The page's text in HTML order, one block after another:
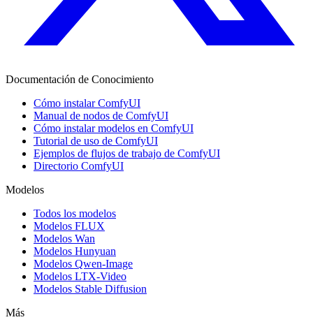
Documentación de Conocimiento
Cómo instalar ComfyUI
Manual de nodos de ComfyUI
Cómo instalar modelos en ComfyUI
Tutorial de uso de ComfyUI
Ejemplos de flujos de trabajo de ComfyUI
Directorio ComfyUI
Modelos
Todos los modelos
Modelos FLUX
Modelos Wan
Modelos Hunyuan
Modelos Qwen-Image
Modelos LTX-Video
Modelos Stable Diffusion
Más